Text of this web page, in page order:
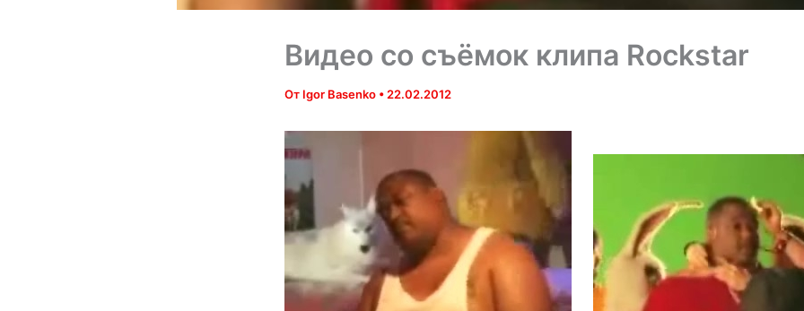
Видео со съёмок клипа Rockstar
От Igor Basenko • 22.02.2012